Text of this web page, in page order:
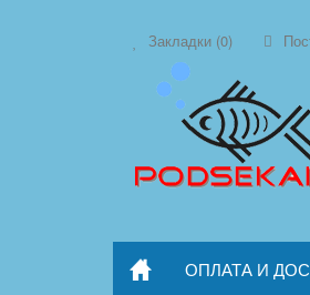
Закладки (0)
ОПЛАТА И